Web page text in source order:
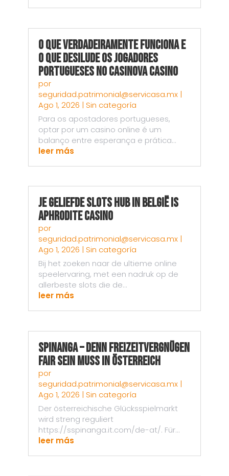
O Que Verdadeiramente Funciona e
o Que Desilude os Jogadores
Portugueses no Casinova Casino
por
seguridad.patrimonial@servicasa.mx|
Ago 1, 2026 | Sin categoría
Para os apostadores portugueses,
optar por um casino online é um
balanço entre esperança e prática...
leer más
Je Geliefde Slots Hub in België is
Aphrodite Casino
por
seguridad.patrimonial@servicasa.mx|
Ago 1, 2026 | Sin categoría
Bij het zoeken naar de ultieme online
speelervaring, met een nadruk op de
allerbeste slots die de...
leer más
Spinanga – Denn Freizeitvergnügen
fair sein muss in Österreich
por
seguridad.patrimonial@servicasa.mx|
Ago 1, 2026 | Sin categoría
Der österreichische Glücksspielmarkt
wird streng reguliert
https://sspinanga.it.com/de-at/. Für...
leer más